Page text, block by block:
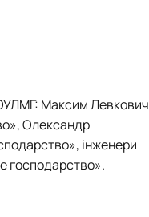
ОУЛМГ: Максим Левкович
Олександр
інженери
господарство».